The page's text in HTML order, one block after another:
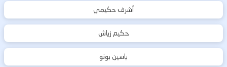
أشرف حكيمي
حكيم زياش
ياسين بونو